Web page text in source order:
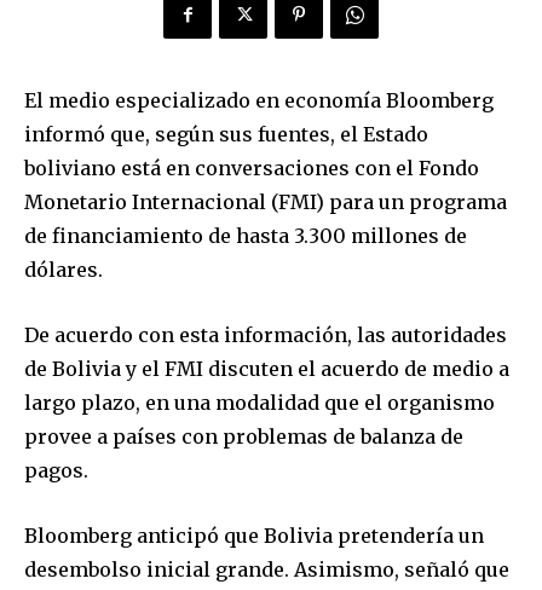
El medio especializado en economía Bloomberg
informó que, según sus fuentes, el Estado
boliviano está en conversaciones con el Fondo
Monetario Internacional (FMI) para un programa
de financiamiento de hasta 3.300 millones de
dólares.
De acuerdo con esta información, las autoridades
de Bolivia y el FMI discuten el acuerdo de medio a
largo plazo, en una modalidad que el organismo
provee a países con problemas de balanza de
pagos.
Bloomberg anticipó que Bolivia pretendería un
desembolso inicial grande. Asimismo, señaló que